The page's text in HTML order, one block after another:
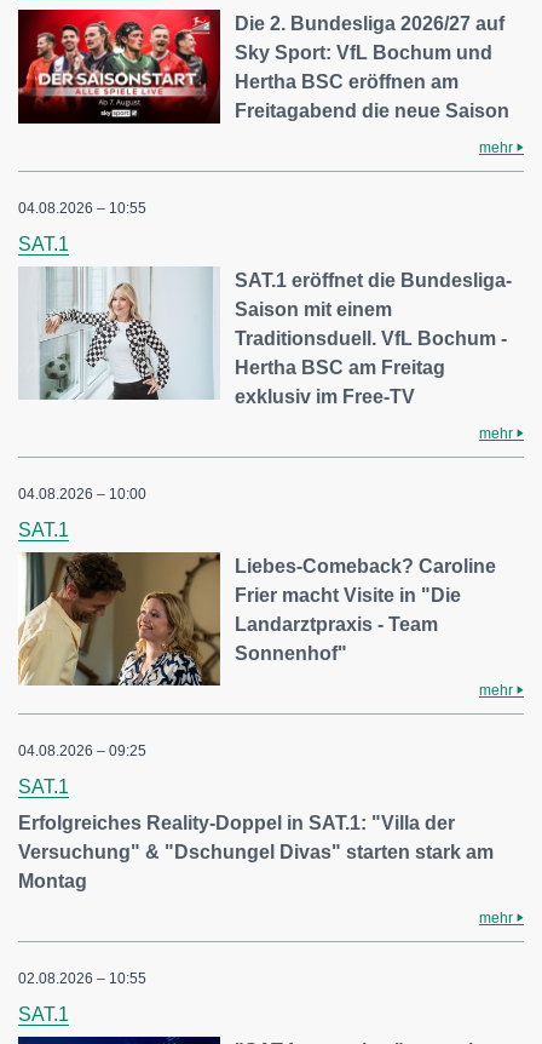
Die 2. Bundesliga 2026/27 auf
Sky Sport: VfL Bochum und
Hertha BSC eröffnen am
Freitagabend die neue Saison
mehr
04.08.2026 – 10:55
SAT.1
SAT.1 eröffnet die Bundesliga-
Saison mit einem
Traditionsduell. VfL Bochum -
Hertha BSC am Freitag
exklusiv im Free-TV
mehr
04.08.2026 – 10:00
SAT.1
Liebes-Comeback? Caroline
Frier macht Visite in "Die
Landarztpraxis - Team
Sonnenhof"
mehr
04.08.2026 – 09:25
SAT.1
Erfolgreiches Reality-Doppel in SAT.1: "Villa der
Versuchung" & "Dschungel Divas" starten stark am
Montag
mehr
02.08.2026 – 10:55
SAT.1